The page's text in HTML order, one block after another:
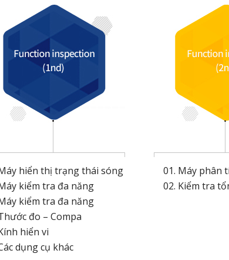
hiển thị trạng thái sóng
kiểm tra đa năng
kiểm tra đa năng
đo – Compa
hiển vi
dụng cụ khác
01. Máy phân
02. Kiểm tra